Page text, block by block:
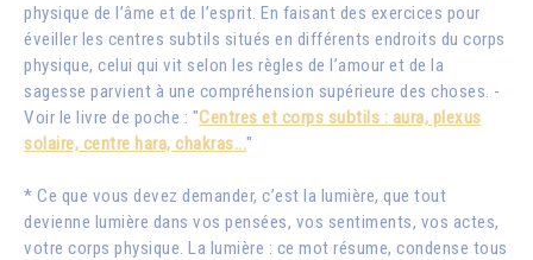
physique de l’âme et de l’esprit. En faisant des exercices pour
éveiller les centres subtils situés en différents endroits du corps
physique, celui qui vit selon les règles de l’amour et de la
sagesse parvient à une compréhension supérieure des choses. -
Voir le livre de poche : "Centres et corps subtils : aura, plexus
solaire, centre hara, chakras..."
* Ce que vous devez demander, c’est la lumière, que tout
devienne lumière dans vos pensées, vos sentiments, vos actes,
votre corps physique. La lumière : ce mot résume, condense tous